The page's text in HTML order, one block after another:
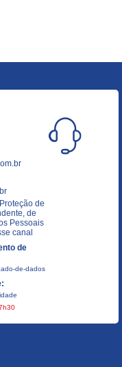
de
de
Pessoais
canal
de
de-dados